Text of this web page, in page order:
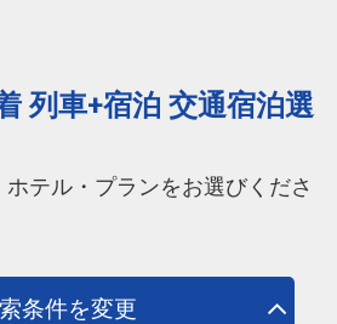
列車+宿泊 交通宿泊選
テル・プランをお選びくださ
条件を変更